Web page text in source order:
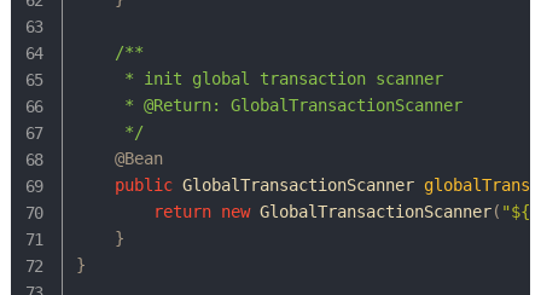
/**
     * init global transaction scanner
     * @Return: GlobalTransactionScanner
     */
@Bean
public GlobalTransactionScanner
return new GlobalTransactionScanner(
}
}